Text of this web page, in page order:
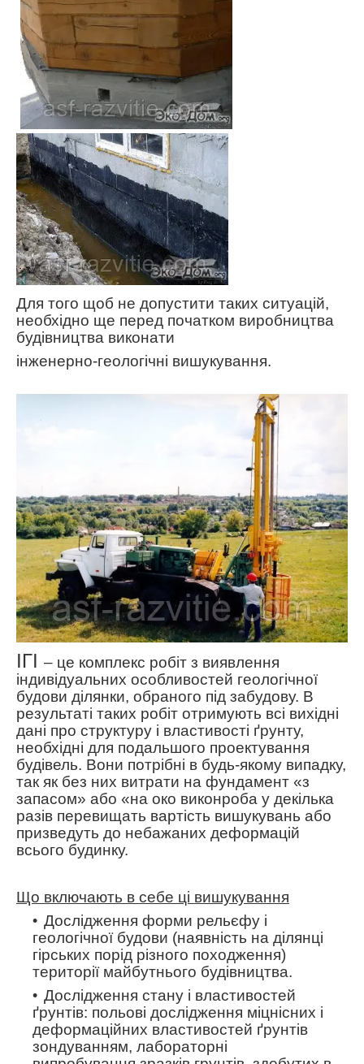
Для того щоб не допустити таких ситуацій,
необхідно ще перед початком виробництва
будівництва виконати
інженерно-геологічні вишукування.
ІГІ – це комплекс робіт з виявлення
індивідуальних особливостей геологічної
будови ділянки, обраного під забудову. В
результаті таких робіт отримують всі вихідні
дані про структуру і властивості ґрунту,
необхідні для подальшого проектування
будівель. Вони потрібні в будь-якому випадку,
так як без них витрати на фундамент «з
запасом» або «на око виконроба у декілька
разів перевищать вартість вишукувань або
призведуть до небажаних деформацій
всього будинку.
Що включають в себе ці вишукування
Дослідження форми рельєфу і
геологічної будови (наявність на ділянці
гірських порід різного походження)
території майбутнього будівництва.
Дослідження стану і властивостей
ґрунтів: польові дослідження міцнісних і
деформаційних властивостей ґрунтів
зондуванням, лабораторні